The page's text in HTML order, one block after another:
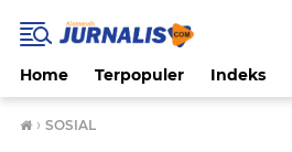
Home Terpopuler Indeks
› SOSIAL